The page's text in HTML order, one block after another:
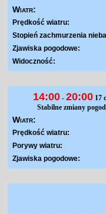
Wiatr:
Prędkość wiatru:
Stopień zachmurzenia
Zjawiska pogodowe:
Widoczność:
14:00- 20:0017
Stabilne zmiany
Wiatr:
Prędkość wiatru:
Porywy wiatru:
Zjawiska pogodowe: